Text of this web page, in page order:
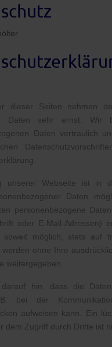
dieser Seiten nehmen
Daten sehr ernst. Wir
Daten vertraulich
unserer Webseite ist in
Daten
personenbezogene
oder E-Mail-Adressen)
möglich, stets auf
werden ohne Ihre
weitergegeben.
hin, dass die
bei der
aufweisen kann. Ein
dem Zugriff durch Dritte ist